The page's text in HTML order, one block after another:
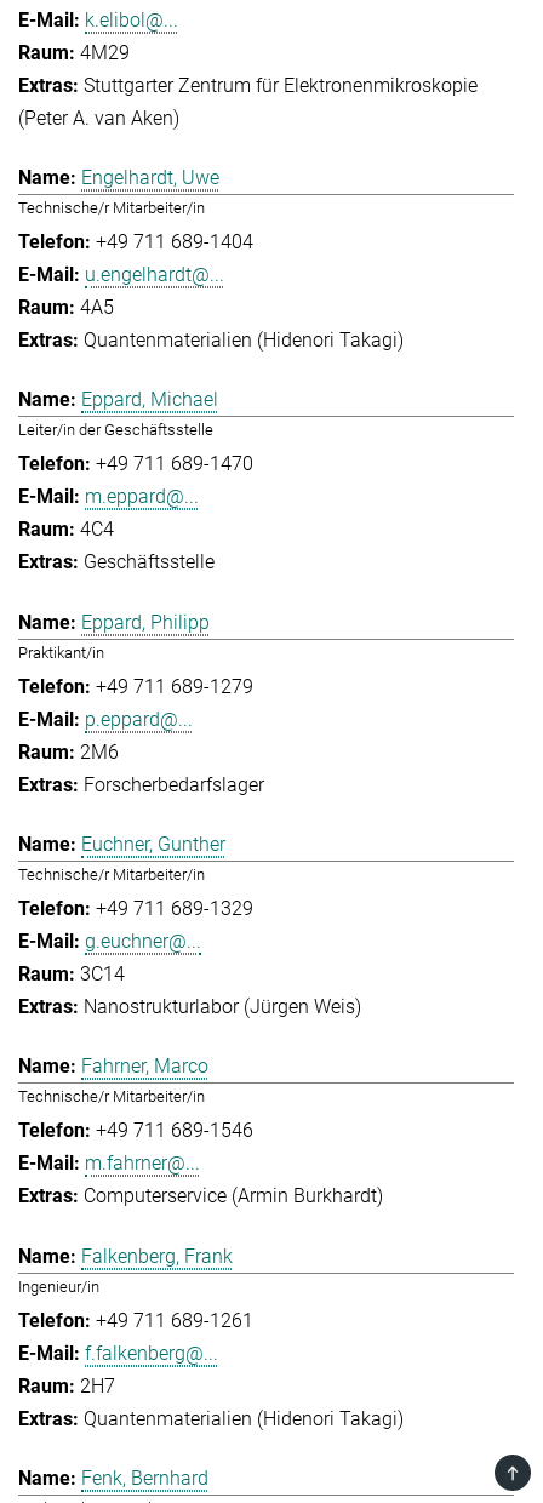
k.elibol@...
4M29
Stuttgarter Zentrum für Elektronenmikroskopie
(Peter A. van Aken)
Engelhardt, Uwe
Technische/r Mitarbeiter/in
+49 711 689-1404
u.engelhardt@...
4A5
Quantenmaterialien (Hidenori Takagi)
Eppard, Michael
Leiter/in der Geschäftsstelle
+49 711 689-1470
m.eppard@...
4C4
Geschäftsstelle
Eppard, Philipp
Praktikant/in
+49 711 689-1279
p.eppard@...
2M6
Forscherbedarfslager
Euchner, Gunther
Technische/r Mitarbeiter/in
+49 711 689-1329
g.euchner@...
3C14
Nanostrukturlabor (Jürgen Weis)
Fahrner, Marco
Technische/r Mitarbeiter/in
+49 711 689-1546
m.fahrner@...
Computerservice (Armin Burkhardt)
Falkenberg, Frank
Ingenieur/in
+49 711 689-1261
f.falkenberg@...
2H7
Quantenmaterialien (Hidenori Takagi)
Fenk, Bernhard TOP